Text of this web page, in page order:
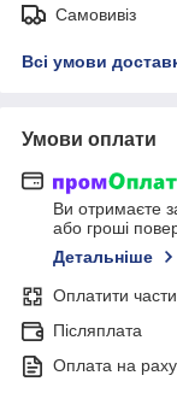
Самовивіз
Всі умови
Умови оплати
Ви отримаєте
або гроші
Детальніше
Оплатити
Післяплата
Оплата на